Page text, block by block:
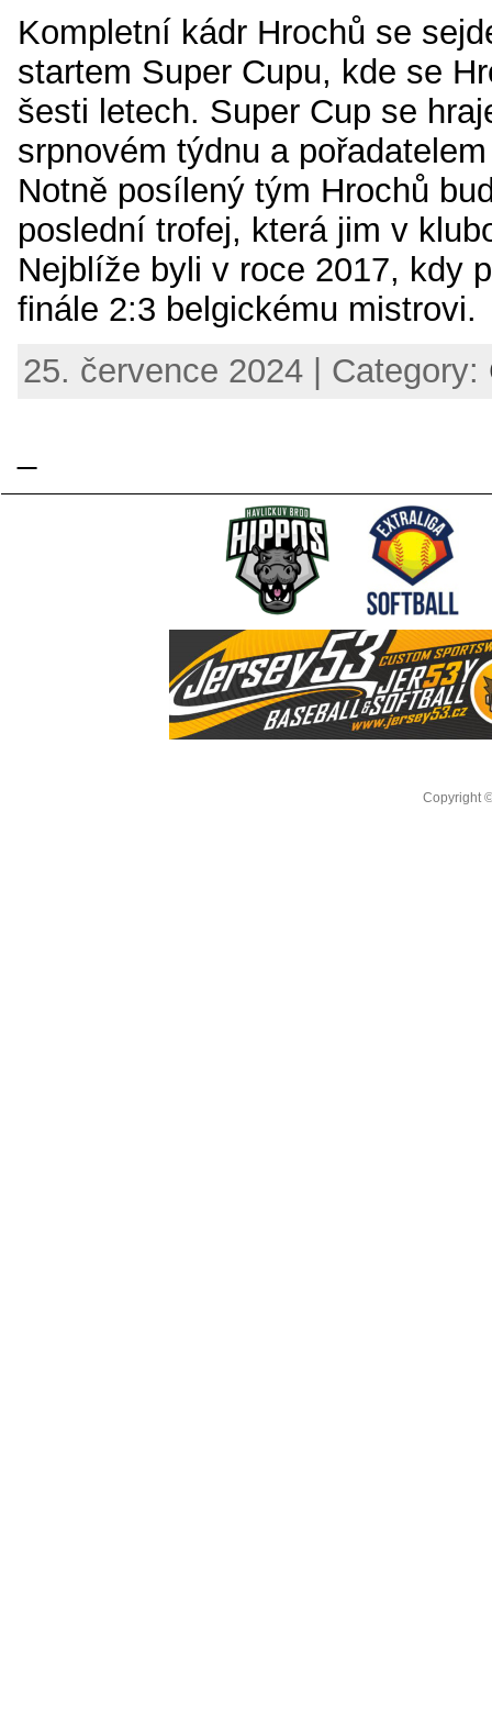
Kompletní kádr Hrochů se
startem Super Cupu, kde se
šesti letech. Super Cup se
srpnovém týdnu a
Notně posílený tým Hrochů
poslední trofej, která jim v
Nejblíže byli v roce 2017, kdy
finále 2:3 belgickému mistrovi.
25. července 2024 | Category:
Copyright